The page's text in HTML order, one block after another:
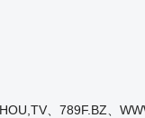
、789F.BZ、